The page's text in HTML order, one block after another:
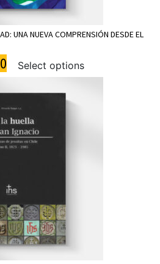
UNA NUEVA COMPRENSIÓN DESDE EL
Select options